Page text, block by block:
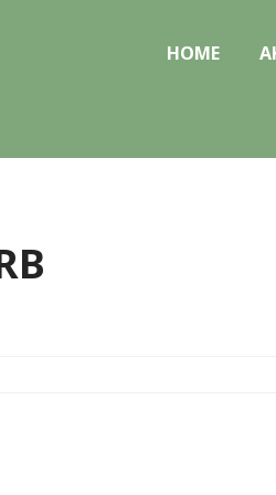
HOME